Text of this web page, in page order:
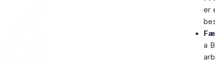
er
a